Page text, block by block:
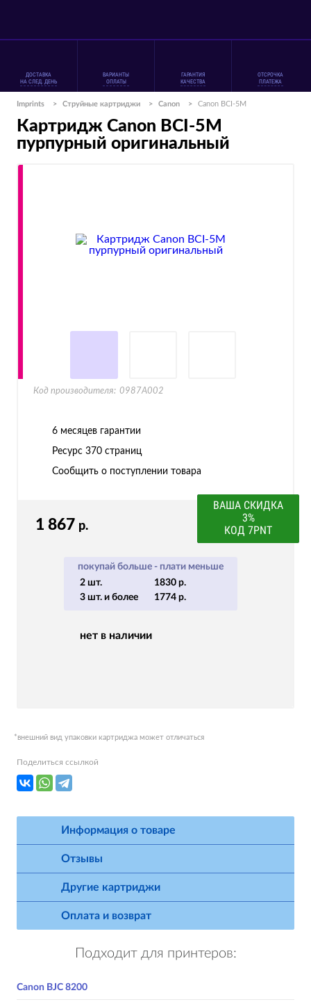
ДОСТАВКА
НА СЛЕД. ДЕНЬ
ВАРИАНТЫ
ОПЛАТЫ
ГАРАНТИЯ
КАЧЕСТВА
ОТСРОЧКА
ПЛАТЕЖА
Imprints > Струйные картриджи > Canon > Canon BCI-5M
Картридж Canon BCI-5M
пурпурный оригинальный
ВАША СКИДКА
3%
КОД 7PNT
1 867 р.
покупай больше - плати меньше
2 шт.
1830 р.
3 шт. и более
1774 р.
нет в наличии
Код производителя: 0987A002
6 месяцев гарантии
Ресурс 370 страниц
Сообщить о поступлении товара
*внешний вид упаковки картриджа может отличаться
Поделиться ссылкой
Информация о товаре
Отзывы
Другие картриджи
Оплата и возврат
Подходит для принтеров:
Canon BJC 8200